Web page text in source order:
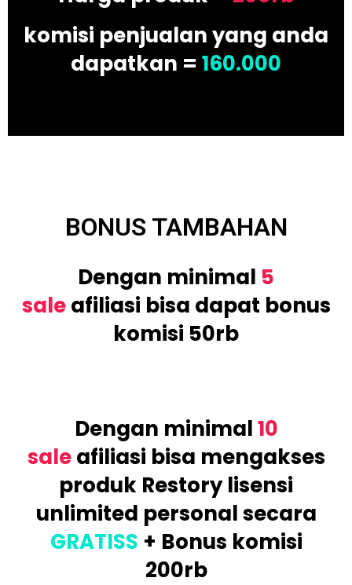
komisi penjualan yang anda
dapatkan = 160.000
BONUS TAMBAHAN
Dengan minimal 5
saleafiliasi bisa dapat bonus
komisi 50rb
Dengan minimal10
saleafiliasi bisa mengakses
produk Restory lisensi
unlimited personalsecara
GRATISS + Bonus komisi
200rb